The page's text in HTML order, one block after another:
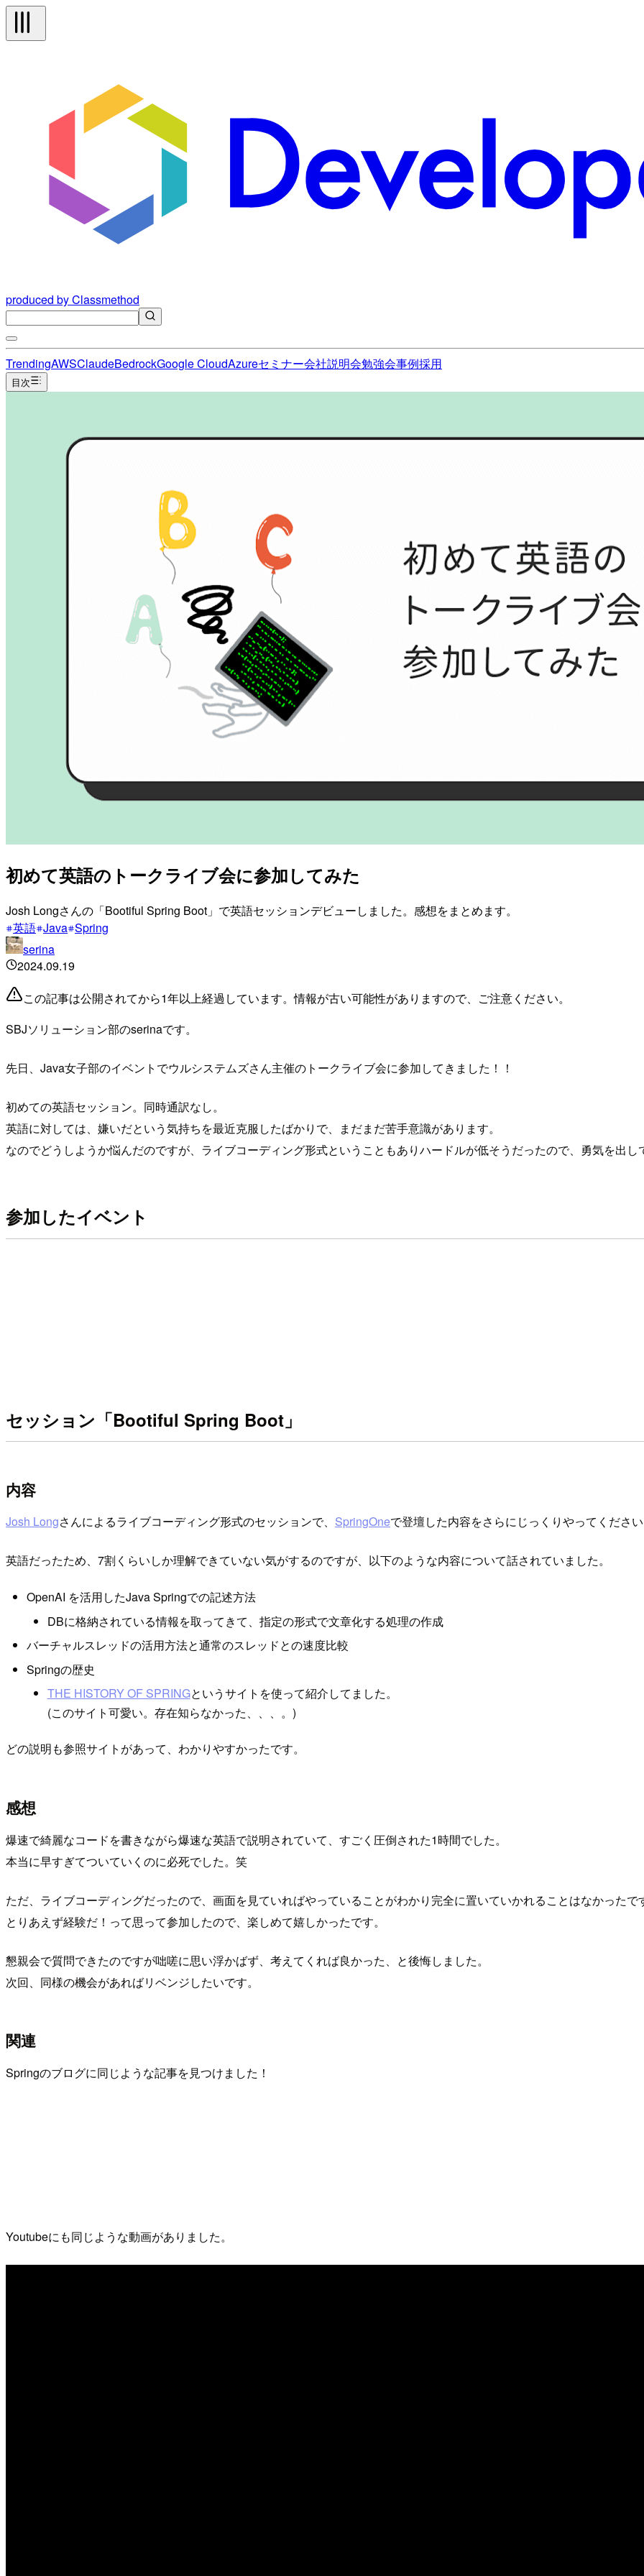
produced by Classmethod
TrendingAWSClaudeBedrockGoogle CloudAzureセミナー会社説明会勉強会事例採用
目次
初めて英語のトークライブ会に参加してみた
Josh Longさんの「Bootiful Spring Boot」で英語セッションデビューしました。感想をまとめます。
英語 Java Spring
serina
2024.09.19
この記事は公開されてから1年以上経過しています。情報が古い可能性がありますので、ご注意ください。
SBJソリューション部のserinaです。
先日、Java女子部のイベントでウルシステムズさん主催のトークライブ会に参加してきました！！
初めての英語セッション。同時通訳なし。
英語に対しては、嫌いだという気持ちを最近克服したばかりで、まだまだ苦手意識があります。
なのでどうしようか悩んだのですが、ライブコーディング形式ということもありハードルが低そうだったので、勇気を出し
参加したイベント
セッション「Bootiful Spring Boot」
内容
Josh Longさんによるライブコーディング形式のセッションで、 SpringOneで登壇した内容をさらにじっくりやってくださ
英語だったため、7割くらいしか理解できていない気がするのですが、以下のような内容について話されていました。
OpenAI を活用したJava Springでの記述方法
DBに格納されている情報を取ってきて、指定の形式で文章化する処理の作成
バーチャルスレッドの活用方法と通常のスレッドとの速度比較
Springの歴史
THE HISTORY OF SPRINGというサイトを使って紹介してました。
(このサイト可愛い。存在知らなかった、、、。)
どの説明も参照サイトがあって、わかりやすかったです。
感想
爆速で綺麗なコードを書きながら爆速な英語で説明されていて、すごく圧倒された1時間でした。
本当に早すぎてついていくのに必死でした。笑
ただ、ライブコーディングだったので、画面を見ていればやっていることがわかり完全に置いていかれることはなかったで
とりあえず経験だ！って思って参加したので、楽しめて嬉しかったです。
懇親会で質問できたのですが咄嗟に思い浮かばず、考えてくれば良かった、と後悔しました。
次回、同様の機会があればリベンジしたいです。
関連
Springのブログに同じような記事を見つけました！
Youtubeにも同じような動画がありました。